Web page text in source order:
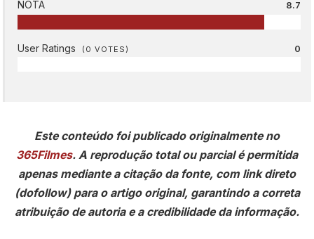
NOTA 8.7
User Ratings (0 VOTES) 0
Este conteúdo foi publicado originalmente no
365Filmes. A reprodução total ou parcial é permitida
apenas mediante a citação da fonte, com link direto
(dofollow) para o artigo original, garantindo a correta
atribuição de autoria e a credibilidade da informação.